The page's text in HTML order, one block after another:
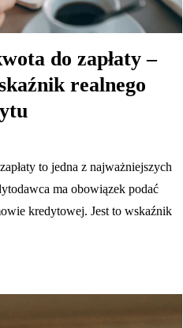
do zapłaty –
realnego
to jedna z najważniejszych
ma obowiązek podać
kredytowej. Jest to wskaźnik